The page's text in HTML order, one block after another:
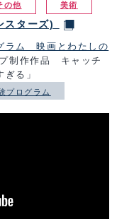
の他 美術
スターズ)
ラム 映画とわたしの
制作作品 キャッチ
る」
プログラム